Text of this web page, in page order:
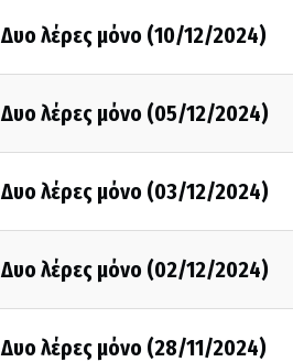
Δυο λέρες μόνο (10/12/2024)
Δυο λέρες μόνο (05/12/2024)
Δυο λέρες μόνο (03/12/2024)
Δυο λέρες μόνο (02/12/2024)
Δυο λέρες μόνο (28/11/2024)